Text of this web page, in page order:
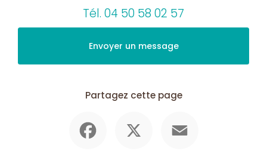
Tél. 04 50 58 02 57
Envoyer un message
Partagez cette page